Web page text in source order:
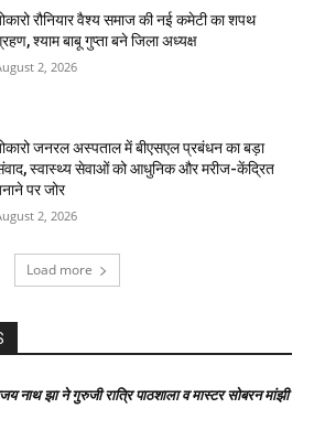
रौनियार वैश्य समाज की नई कमेटी का शपथ
श्याम बाबू गुप्ता बने जिला अध्यक्ष
2, 2026
जनरल अस्पताल में बीएसएल प्रबंधन का बड़ा
स्वास्थ्य सेवाओं को आधुनिक और मरीज-केंद्रित
पर जोर
2, 2026
Load more
नाथ झा ने गुरुजी रात्रि पाठशाला व मास्टर सोबरन मांझी